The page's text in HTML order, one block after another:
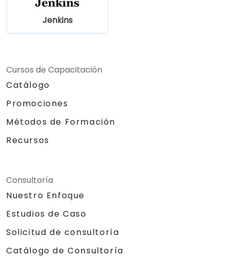
Jenkins
Cursos de Capacitación
Catálogo
Promociones
Métodos de Formación
Recursos
Consultoría
Nuestro Enfoque
Estudios de Caso
Solicitud de consultoría
Catálogo de Consultoría